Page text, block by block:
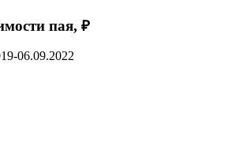
пая, ₽
06.09.2022